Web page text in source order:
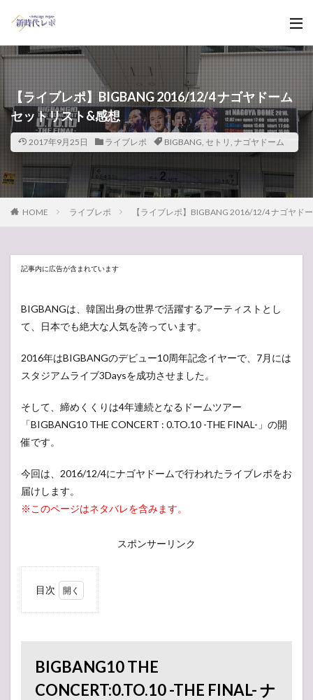
【ライブレポ】BIGBANG 2016/12/4 ナゴヤドーム
セットリスト&感想
2017年9月25日 ライブレポ BIGBANG, セトリ , ナゴヤドーム
HOME ライブレポ 【ライブレポ】BIGBANG 2016/12/4 ナゴヤド
記事内に広告が含まれています
BIGBANGは、韓国出身の世界で活躍するアーティストとし
て、日本でも絶大な人気を誇っています。
2016年はBIGBANGのデビュー10周年記念イヤーで、7月には
スタジアムライブ3Daysを成功させました。
そして、締めくくりは4年連続となるドームツアー
「BIGBANG10 THE CONCERT : 0.TO.10 -THE FINAL-」の開
催です。
今回は、2016/12/4にナゴヤドームで行われたライブレポをお
届けします。
※このページはネタバレを含みます。
スポンサーリンク
目次
BIGBANG10
ヤドーム
2016/12/4 ライブ
レポ
BIGBANG10 THE
CONCERT:0.TO.10 -THE FINAL- ナ